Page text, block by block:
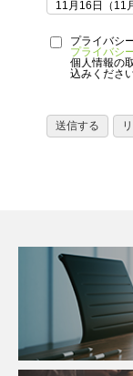
プライバシ
プライバシ
個人情報の
込みください